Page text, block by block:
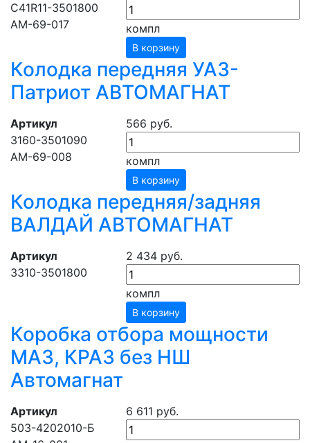
C41R11-3501800
АМ-69-017
компл
В корзину
Колодка передняя УАЗ-
Патриот АВТОМАГНАТ
Артикул
3160-3501090
АМ-69-008
566 руб.
компл
В корзину
Колодка передняя/задняя
ВАЛДАЙ АВТОМАГНАТ
Артикул
3310-3501800
2 434 руб.
компл
В корзину
Коробка отбора мощности
МАЗ, КРАЗ без НШ
Автомагнат
Артикул
503-4202010-Б
6 611 руб.